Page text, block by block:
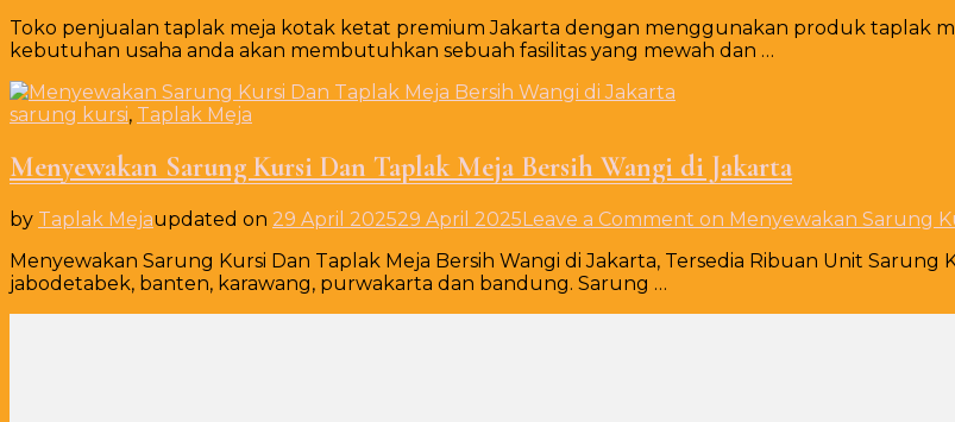
Toko penjualan taplak meja kotak ketat premium Jakarta dengan menggunakan produk taplak
kebutuhan usaha anda akan membutuhkan sebuah fasilitas yang mewah dan …
sarung kursi, Taplak Meja
Menyewakan Sarung Kursi Dan Taplak Meja Bersih Wangi di Jakarta
by Taplak Mejaupdated on 29 April 202529 April 2025Leave a Comment on Menyewakan Sarung
Menyewakan Sarung Kursi Dan Taplak Meja Bersih Wangi di Jakarta, Tersedia Ribuan Unit
jabodetabek, banten, karawang, purwakarta dan bandung. Sarung …